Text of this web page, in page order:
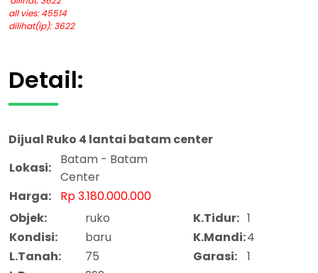
all vies: 45514
dilihat(ip): 3622
Detail:
Dijual Ruko 4 lantai batam center
Lokasi:
Batam - Batam
Center
Harga:
Rp 3.180.000.000
Objek:
ruko K.Tidur: 1
Kondisi:
baru K.Mandi:4
L.Tanah:
75 Garasi:
1